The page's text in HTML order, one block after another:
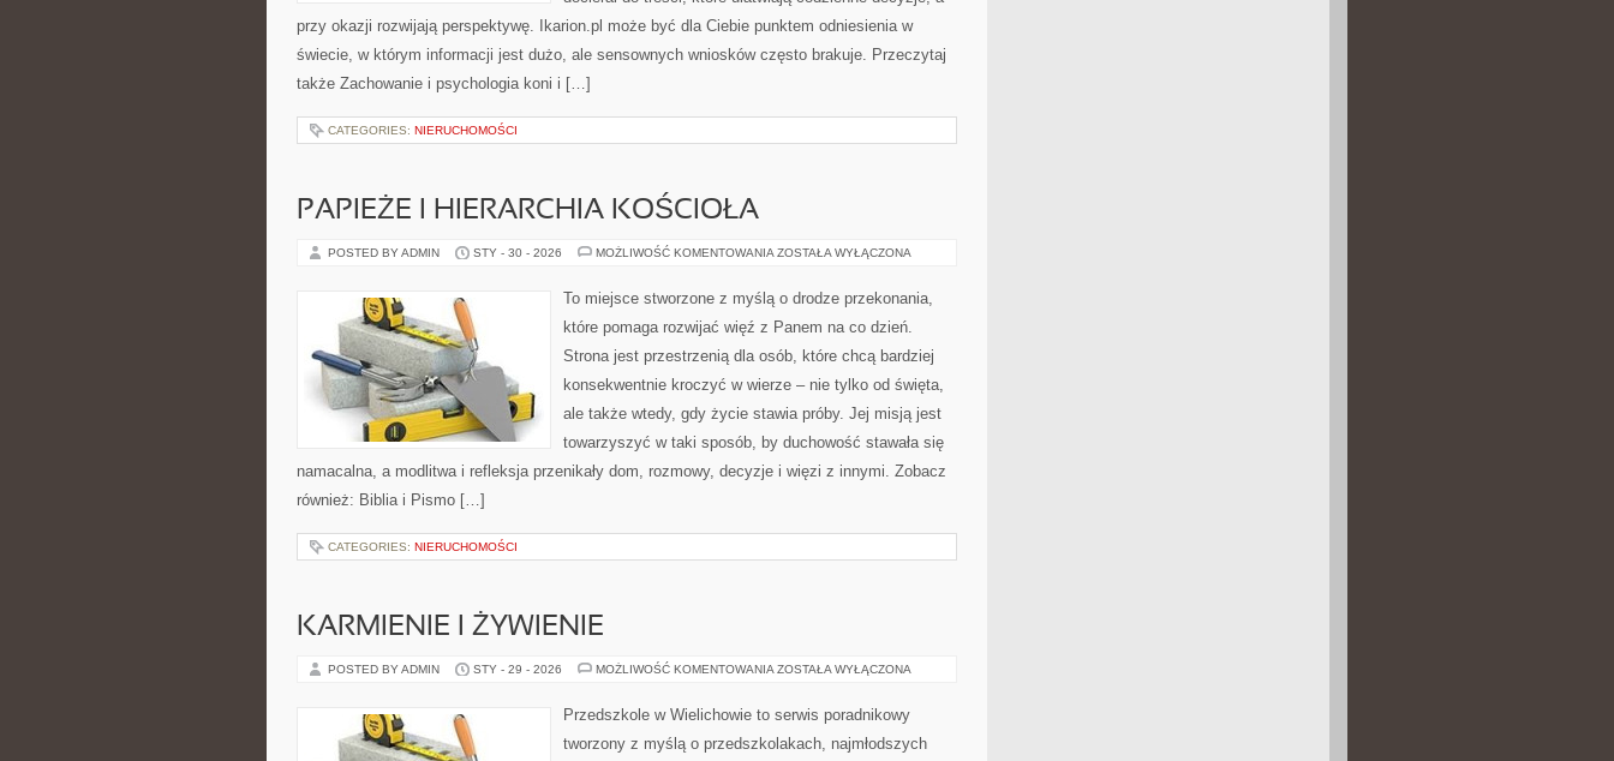
przy okazji rozwijają perspektywę. Ikarion.pl może być dla Ciebie punktem odniesienia w
świecie, w którym informacji jest dużo, ale sensownych wniosków często brakuje. Przeczytaj
także Zachowanie i psychologia koni i […]
CATEGORIES: NIERUCHOMOŚCI
PAPIEŻE I HIERARCHIA KOŚCIOŁA
POSTED BY ADMIN STY - 30 - 2026 MOŻLIWOŚĆ KOMENTOWANIA PAPIEŻE
KOŚCIOŁA
ZOSTAŁA WYŁĄCZONA
To miejsce stworzone z myślą o drodze przekonania,
które pomaga rozwijać więź z Panem na co dzień.
Strona jest przestrzenią dla osób, które chcą bardziej
konsekwentnie kroczyć w wierze – nie tylko od święta,
ale także wtedy, gdy życie stawia próby. Jej misją jest
towarzyszyć w taki sposób, by duchowość stawała się
namacalna, a modlitwa i refleksja przenikały dom, rozmowy, decyzje i więzi z innymi. Zobacz
również: Biblia i Pismo […]
CATEGORIES: NIERUCHOMOŚCI
KARMIENIE I ŻYWIENIE
POSTED BY ADMIN STY - 29 - 2026 MOŻLIWOŚĆ KOMENTOWANIA KARMIENIE
ZOSTAŁA WYŁĄCZONA
Przedszkole w Wielichowie to serwis poradnikowy
tworzony z myślą o przedszkolakach, najmłodszych